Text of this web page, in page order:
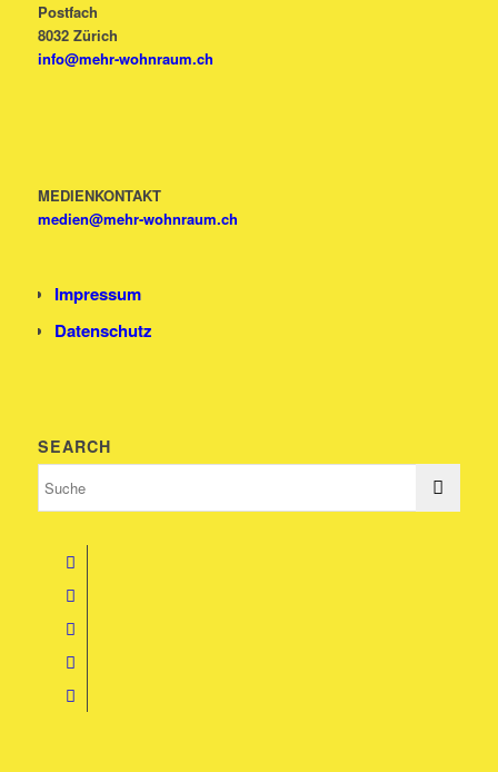
Postfach
8032 Zürich
info@mehr-wohnraum.ch
MEDIENKONTAKT
medien@mehr-wohnraum.ch
Impressum
Datenschutz
SEARCH